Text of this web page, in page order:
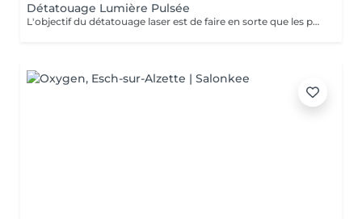
Détatouage Lumière Pulsée
L'objectif du détatouage laser est de faire en sorte que les particules d'encre soient digérables par l'organisme. Ainsi le faisceau d'énergie du laser vise le pigment et permet de le faire éclater. Il va ensuite être éliminé par les globules blancs. La quantité de séances dépendra du type d'encre, de la peau et de la technique utilisée par le professionnel qui a réalisé votre tatouage des sourcils. seulement un mois apres la première séance la praticienne pourra déterminer le numéro de séances nécessaires, dans. certaines cas une seule séance suffit comme dans certains outres nous pouvons besoin de trois ou plus. Les poils peuvent temporairement devenir blancs "en raison de l'élimination des pigments" explique l'experte. Cette décoloration est courante et temporaire (en quelques jours seulement, les sourcils retrouvent leur couleur d'origine).